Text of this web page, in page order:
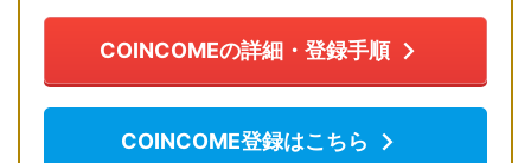
COINCOMEの詳細・登録手順
COINCOME登録はこちら